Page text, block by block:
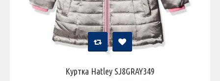
Куртка Hatley SJ8GRAY349